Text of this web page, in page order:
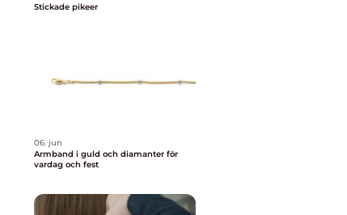
Stickade pikeer
06. jun
Armband i guld och diamanter för
vardag och fest